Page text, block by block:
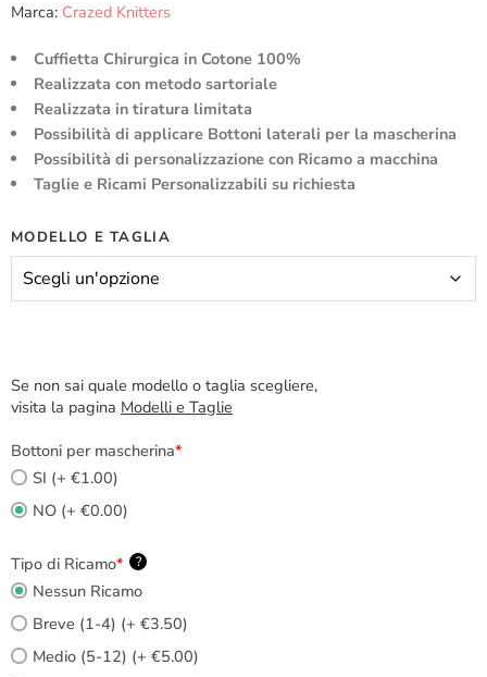
Marca: Crazed Knitters
Cuffietta Chirurgica in Cotone 100%
Realizzata con metodo sartoriale
Realizzata in tiratura limitata
Possibilità di applicare Bottoni laterali per la mascherina
Possibilità di personalizzazione con Ricamo a macchina
Taglie e Ricami Personalizzabili su richiesta
MODELLO E TAGLIA
Se non sai quale modello o taglia scegliere,
visita la pagina Modelli e Taglie
Bottoni per mascherina*
SI (+ €1.00)
NO (+ €0.00)
Tipo di Ricamo* ?
Nessun Ricamo
Breve (1-4) (+ €3.50)
Medio (5-12) (+ €5.00)